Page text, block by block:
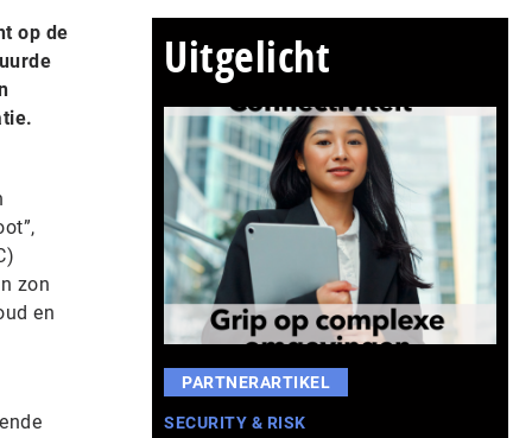
op de
zon
en
Uitgelicht
PARTNERARTIKEL
SECURITY & RISK